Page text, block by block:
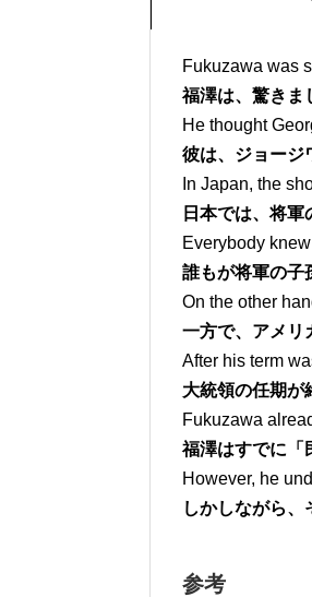
Fukuzawa was
福澤は、驚きま
He thought
彼は、ジョージ
In Japan, the
日本では、将軍
Everybody
誰もが将軍の子
On the other
一方で、アメリ
After his term
大統領の任期が
Fukuzawa
福澤はすでに「
However, he
しかしながら、
参考